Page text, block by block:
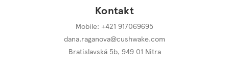
Kontakt
Mobile: +421 917069695
dana.raganova@cushwake.com
Bratislavská 5b, 949 01 Nitra